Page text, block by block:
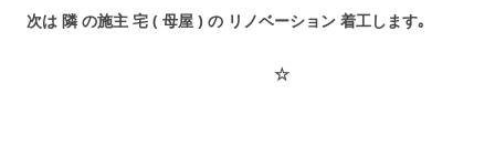
次は 隣 の施主 宅 ( 母屋 ) の リノベーション 着工します｡
☆